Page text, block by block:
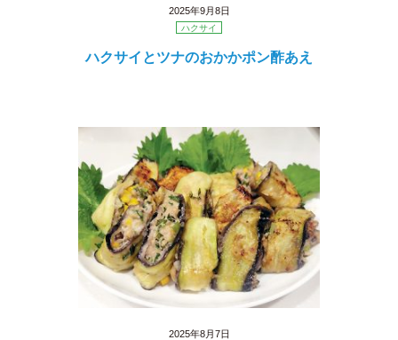
2025年9月8日
ハクサイ
ハクサイとツナのおかかポン酢あえ
2025年8月7日